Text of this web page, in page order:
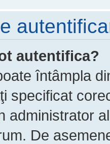
autentifica?
întâmpla
specificat
administrator
De